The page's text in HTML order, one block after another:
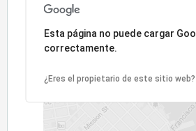
Lo sentimos, la dirección no ha
Esta página no puede cargar
correctamente.
¿Eres el propietario de este sitio web?